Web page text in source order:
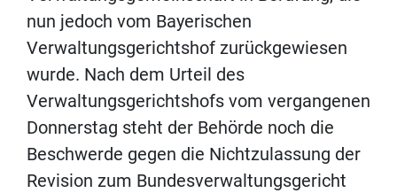
nun jedoch vom Bayerischen
Verwaltungsgerichtshof zurückgewiesen
wurde. Nach dem Urteil des
Verwaltungsgerichtshofs vom vergangenen
Donnerstag steht der Behörde noch die
Beschwerde gegen die Nichtzulassung der
Revision zum Bundesverwaltungsgericht